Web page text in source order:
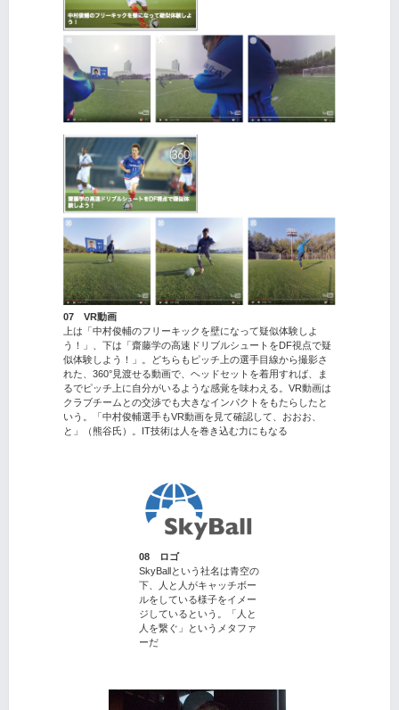
07 VR動画
上は「中村俊輔のフリーキックを壁になって疑似体験しよ
う！」、下は「齋藤学の高速ドリブルシュートをDF視点で疑
似体験しよう！」。どちらもピッチ上の選手目線から撮影さ
れた、360°見渡せる動画で、ヘッドセットを着用すれば、ま
るでピッチ上に自分がいるような感覚を味わえる。VR動画は
クラブチームとの交渉でも大きなインパクトをもたらしたと
いう。「中村俊輔選手もVR動画を見て確認して、おおお、
と」（熊谷氏）。IT技術は人を巻き込む力にもなる
08 ロゴ
SkyBallという社名は青空の
下、人と人がキャッチボー
ルをしている様子をイメー
ジしているという。「人と
人を繋ぐ」というメタファ
ーだ